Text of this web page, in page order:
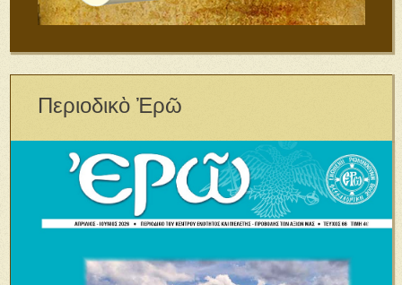
Περιοδικὸ Ἐρῶ